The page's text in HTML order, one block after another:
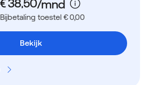
Bijbetaling toestel € 0,00
Bekijk